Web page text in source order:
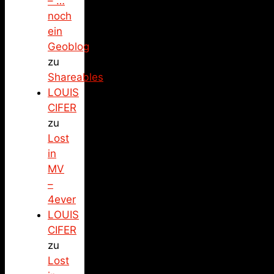
noch
ein
Geoblog
zu
Shareables
LOUIS
CIFER
zu
Lost
in
MV
–
4ever
LOUIS
CIFER
zu
Lost